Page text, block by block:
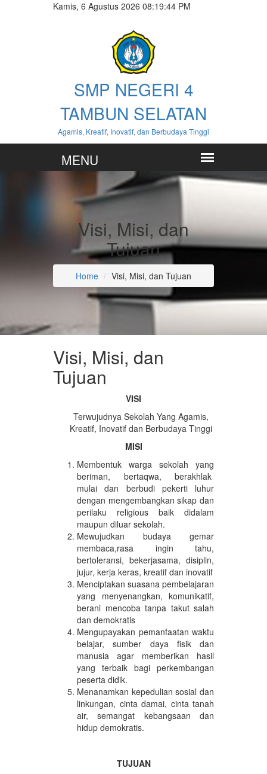
Kamis, 6 Agustus 2026 08:19:44 PM
SMP NEGERI 4
TAMBUN SELATAN
Agamis, Kreatif, Inovatif, dan Berbudaya Tinggi
Visi, Misi, dan
Tujuan
Home Visi, Misi, dan Tujuan
Visi, Misi, dan
Tujuan
VISI
Terwujudnya Sekolah Yang Agamis,
Kreatif, Inovatif dan Berbudaya Tinggi
MISI
Membentuk warga sekolah yang
beriman, bertaqwa, berakhlak
mulai dan berbudi pekerti luhur
dengan mengembangkan sikap dan
perilaku religious baik didalam
maupun diluar sekolah.
Mewujudkan budaya gemar
membaca,rasa ingin tahu,
bertoleransi, bekerjasama, disiplin,
jujur, kerja keras, kreatif dan inovatif
Menciptakan suasana pembelajaran
yang menyenangkan, komunikatif,
berani mencoba tanpa takut salah
dan demokratis
Mengupayakan pemanfaatan waktu
belajar, sumber daya fisik dan
manusia agar memberikan hasil
yang terbaik bagi perkembangan
peserta didik.
Menanamkan kepedulian sosial dan
linkungan, cinta damai, cinta tanah
air, semangat kebangsaan dan
hidup demokratis.
TUJUAN